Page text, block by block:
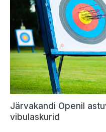
Järvakandi Openil
vibulaskurid